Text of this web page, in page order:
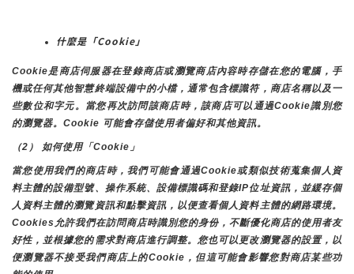
什麼是「Cookie」
Cookie是商店伺服器在登錄商店或瀏覽商店內容時存儲在您的電腦，手
機或任何其他智慧終端設備中的小檔，通常包含標識符，商店名稱以及一
些數位和字元。當您再次訪問該商店時，該商店可以通過Cookie識別您
的瀏覽器。Cookie 可能會存儲使用者偏好和其他資訊。
（2） 如何使用「Cookie」
當您使用我們的商店時，我們可能會通過Cookie或類似技術蒐集個人資
料主體的設備型號、操作系統、設備標識碼和登錄IP位址資訊，並緩存個
人資料主體的瀏覽資訊和點擊資訊，以便查看個人資料主體的網路環境。
Cookies允許我們在訪問商店時識別您的身份，不斷優化商店的使用者友
好性，並根據您的需求對商店進行調整。您也可以更改瀏覽器的設置，以
便瀏覽器不接受我們商店上的Cookie，但這可能會影響您對商店某些功